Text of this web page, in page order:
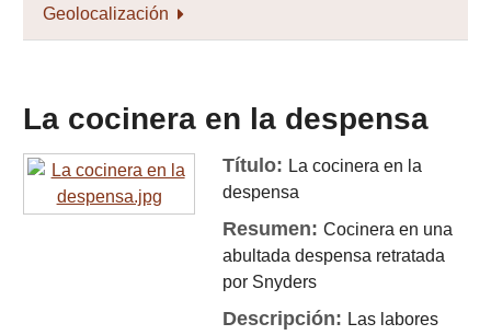
Geolocalización
La cocinera en la despensa
Título: La cocinera en la
despensa
Resumen:Cocinera en una
abultada despensa retratada
por Snyders
Descripción: Las labores